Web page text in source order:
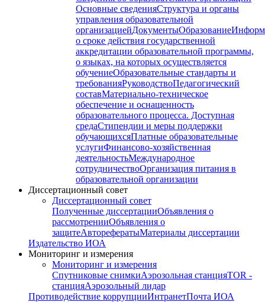
Основные сведенияСтруктура и органы
управления образовательной
организациейДокументыОбразование
о сроке действия государственной
аккредитации образовательной программы,
о языках, на которых осуществляется
обучениеОбразовательные стандарты и
требованияРуководствоПедагогический
составМатериально-техническое
обеспечение и оснащенность
образовательного процесса. Доступная
средаСтипендии и меры поддержки
обучающихсяПлатные образовательные
услугиФинансово-хозяйственная
деятельностьМеждународное
сотрудничествоОрганизация питания в
образовательной организации
Диссертационный совет
Диссертационный совет
Полученные диссертацииОбъявления о
рассмотренииОбъявления о
защитеАвторефератыМатериалы диссертации
Издательство ИОА
Мониторинг и измерения
Мониторинг и измерения
Спутниковые снимкиАэрозольная станцияTOR -
станцияАэрозольный лидар
Противодействие коррупцииИнтранетПочта ИОА